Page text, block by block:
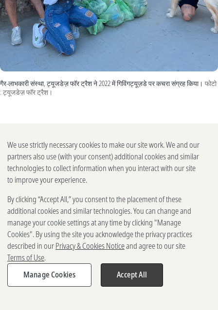
Share
​​गैर​-​लाभकारी​ ​संस्था​, ​ट्यूजडेज़​ ​फॉर​ ​ट्रैश​ ​ने​ 2022 ​में​ ​गिविंगट्यूज़डे​ ​पर​ ​कचरा​ ​संग्रह​ ​किया।​ ​फोटो​
: ​ट्यूजडेज़​ ​फॉर​ ​ट्रैश।​
अरबों डॉलर से क्या किया जा सकता है
We use strictly necessary cookies to make our site work. We and our
partners also use (with your consent) additional cookies and similar
technologies to collect information when you interact with our site
to improve your experience.
By clicking “Accept All,” you consent to the placement of these
additional cookies and similar technologies. You can change and
manage your cookie settings at any time by clicking "Manage
Cookies". By using the site you acknowledge the privacy practices
described in ourPrivacy & Cookies Noticeand agree to our site
Terms of Use.
Manage Cookies
Accept All